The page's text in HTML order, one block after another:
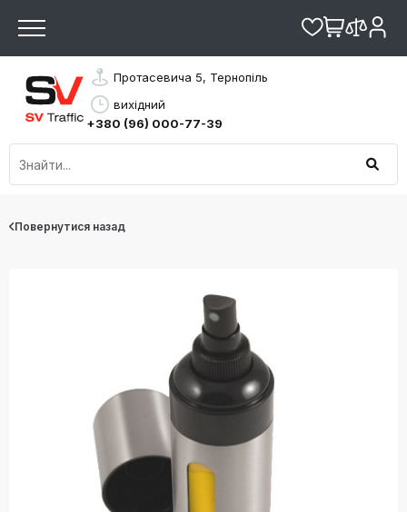
Протасевича 5, Тернопіль
вихідний
+380 (96) 000-77-39
Повернутися назад